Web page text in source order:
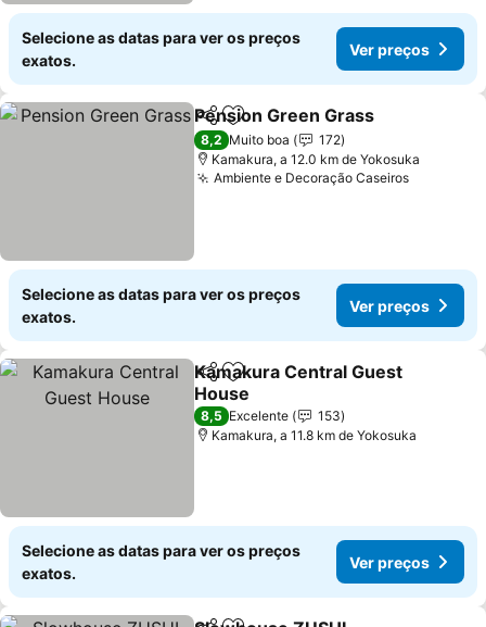
Selecione as datas para ver os preços
exatos.
Ver preços
PartilharAdicionar aos favoritos
Pension Green Grass
8,2 Muito boa
172
Kamakura, a 12.0 km de Yokosuka
Ambiente e Decoração CaseirosVer
Selecione as datas para ver os preços
exatos.
Ver preços
PartilharAdicionar aos favoritos
Kamakura Central Guest
House
Ver preços
8,5 Excelente
153
Kamakura, a 11.8 km de Yokosuka
Selecione as datas para ver os preços
exatos.
Ver preços